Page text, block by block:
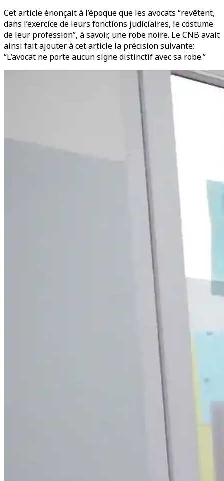
Cet article énonçait à l’époque que les avocats “revêtent,
dans l’exercice de leurs fonctions judiciaires, le costume
de leur profession”, à savoir, une robe noire. Le CNB avait
ainsi fait ajouter à cet article la précision suivante:
“L’avocat ne porte aucun signe distinctif avec sa robe.”